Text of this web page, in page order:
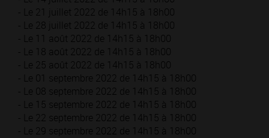
- Le 21 juillet 2022 de 14h15 à 18h00
- Le 28 juillet 2022 de 14h15 à 18h00
- Le 11 août 2022 de 14h15 à 18h00
- Le 18 août 2022 de 14h15 à 18h00
- Le 25 août 2022 de 14h15 à 18h00
- Le 01 septembre 2022 de 14h15 à 18h00
- Le 08 septembre 2022 de 14h15 à 18h00
- Le 15 septembre 2022 de 14h15 à 18h00
- Le 22 septembre 2022 de 14h15 à 18h00
- Le 29 septembre 2022 de 14h15 à 18h00